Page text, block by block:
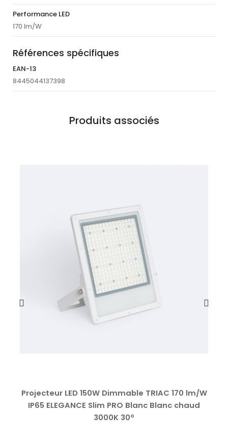
Performance LED
170 lm/W
Références spécifiques
EAN-13
8445044137398
Produits associés
Projecteur LED 150W Dimmable TRIAC 170 lm/W
IP65 ELEGANCE Slim PRO Blanc Blanc chaud
3000K 30º